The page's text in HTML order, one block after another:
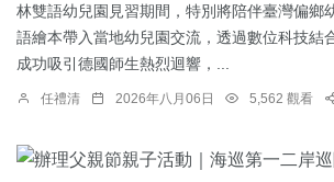
林雙語幼兒園見習期間，特別將陪伴臺灣偏鄉
語繪本帶入當地幼兒園交流，透過數位科技結
成功吸引德國師生熱烈迴響，...
任禮清 2026年八月06日 5,562 觀看